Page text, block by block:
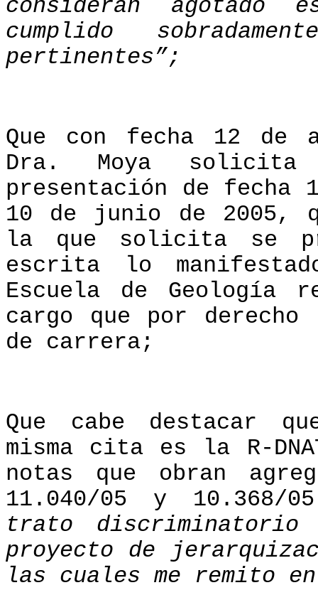
consideran
cumplido
pertinentes”;
Que con fecha 12
Dra. Moya solicita
presentación de fecha
10 de junio de 2005,
la que solicita se
escrita lo
Escuela de Geología
cargo que por derecho
de carrera;
Que cabe destacar
misma cita es la R-
notas que obran
11.040/05 y 10.368/
trato discriminatorio
proyecto de
las cuales me remito